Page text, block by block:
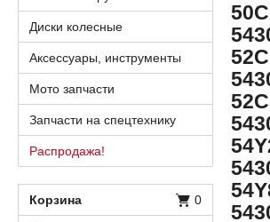
Диски колесные
Аксессуары, инструменты
Мото запчасти
Запчасти на спецтехнику
Распродажа!
Корзина 0